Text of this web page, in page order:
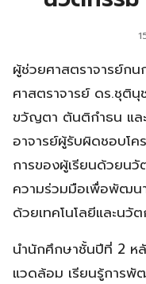
ผู้ช่วยศาสตราจารย์ก
ศาสตราจารย์ ดร.ชุติ
ขวัญตา ตันติกําธน แล
อาจารย์ผู้รับผิดชอบโ
การของผู้เรียนด้วยน
ความร่วมมือเพื่อพัฒน
ด้วยเทคโนโลยีและนวั
นำนักศึกษาชั้นปีที่ 2 ห
แวดล้อม เรียนรู้การ